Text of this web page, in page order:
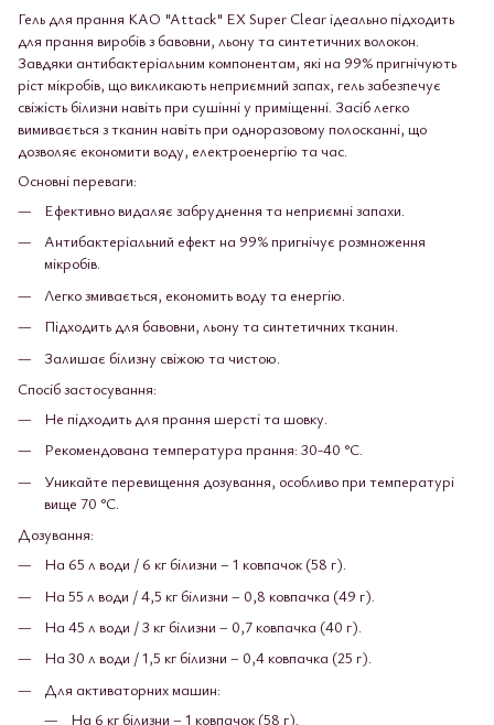
Гель для прання KAO "Attack" EX Super Clear ідеально підходить
для прання виробів з бавовни, льону та синтетичних волокон.
Завдяки антибактеріальним компонентам, які на 99% пригнічують
ріст мікробів, що викликають неприємний запах, гель забезпечує
свіжість білизни навіть при сушінні у приміщенні. Засіб легко
вимивається з тканин навіть при одноразовому полосканні, що
дозволяє економити воду, електроенергію та час.
Основні переваги:
Ефективно видаляє забруднення та неприємні запахи.
Антибактеріальний ефект на 99% пригнічує розмноження
мікробів.
Легко змивається, економить воду та енергію.
Підходить для бавовни, льону та синтетичних тканин.
Залишає білизну свіжою та чистою.
Спосіб застосування:
Не підходить для прання шерсті та шовку.
Рекомендована температура прання: 30-40 °С.
Уникайте перевищення дозування, особливо при температурі
вище 70 °С.
Дозування:
На 65 л води / 6 кг білизни – 1 ковпачок (58 г).
На 55 л води / 4,5 кг білизни – 0,8 ковпачка (49 г).
На 45 л води / 3 кг білизни – 0,7 ковпачка (40 г).
На 30 л води / 1,5 кг білизни – 0,4 ковпачка (25 г).
Для активаторних машин:
На 6 кг білизни – 1 ковпачок (58 г).